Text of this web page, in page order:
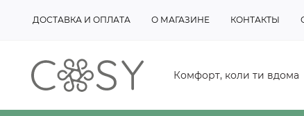
ДОСТАВКА И ОПЛАТА О МАГАЗИНЕ КОНТАКТЫ
Комфорт, коли ти вдома